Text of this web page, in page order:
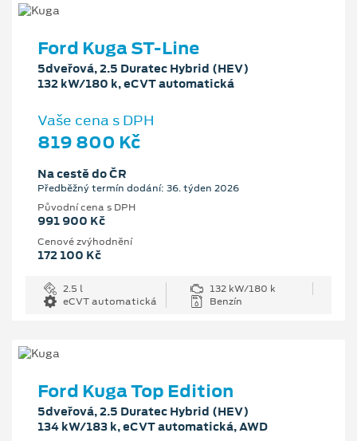
Ford Kuga ST-Line
5dveřová, 2.5 Duratec Hybrid (HEV)
132 kW/180 k, eCVT automatická
Vaše cena s DPH
819 800 Kč
Na cestě do ČR
Předběžný termín dodání: 36. týden 2026
Původní cena s DPH
991 900 Kč
Cenové zvýhodnění
172 100 Kč
2.5 l
132 kW/180 k
eCVT automatická
Benzín
Ford Kuga Top Edition
5dveřová, 2.5 Duratec Hybrid (HEV)
134 kW/183 k, eCVT automatická, AWD